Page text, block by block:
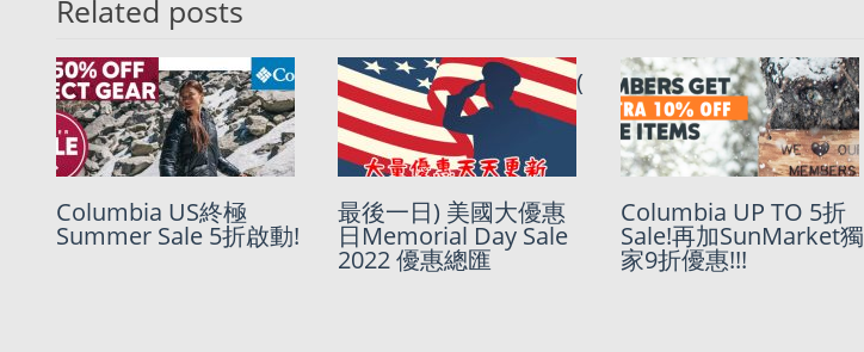
Related posts
Columbia美國官網
Sale貨品7折優惠團!!!
Columbia 4折起Sale!
再有EXTRA 8折優惠!!!
獨家星期優惠 –
Columbia 全網8折優惠
來了
Columbia US終極
Summer Sale 5折啟動!
(
最後一日) 美國大優惠
日Memorial Day Sale
2022 優惠總匯
Columbia UP TO 5折
Sale!再加SunMarket獨
家9折優惠!!!